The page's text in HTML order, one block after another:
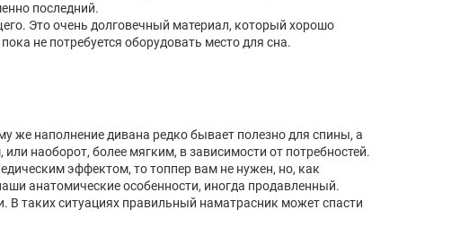
последний.
Это очень долговечный материал, который хорошо
не потребуется оборудовать место для сна.
же наполнение дивана редко бывает полезно для спины, а
наоборот, более мягким, в зависимости от потребностей.
эффектом, то топпер вам не нужен, но, как
анатомические особенности, иногда продавленный.
таких ситуациях правильный наматрасник может спасти